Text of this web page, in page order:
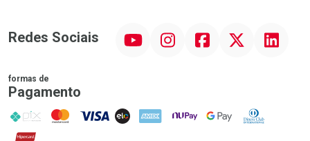
Redes Sociais InstagramFacebook Linkedin
formas de
Pagamento
PIX MasterCard
VISA ELO AMEX NuPay Google PayDiners Club
Hipercard